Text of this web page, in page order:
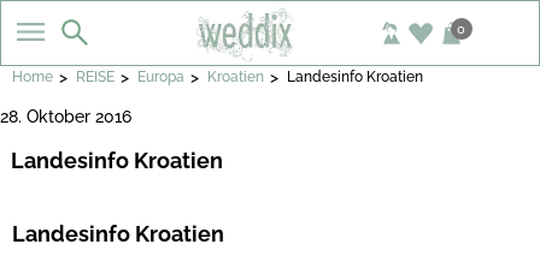
0
Home > REISE > Europa > Kroatien > Landesinfo Kroatien
28. Oktober 2016
Landesinfo Kroatien
Landesinfo Kroatien